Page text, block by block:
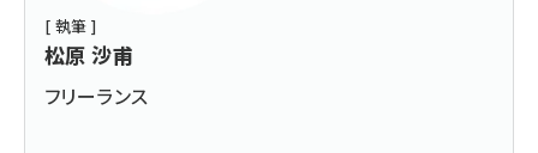
[ 執筆 ]
松原 沙甫
フリーランス